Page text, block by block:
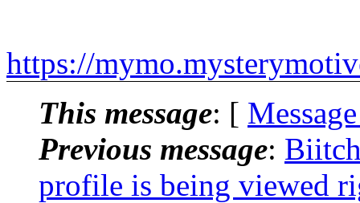
https://
This message: [
Previous message:
profile is being viewed